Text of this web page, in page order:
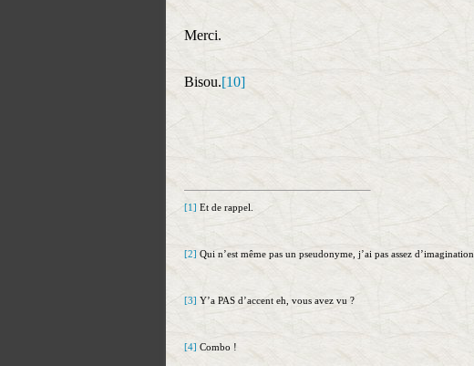
Merci.
Bisou.[10]
[1] Et de rappel.
[2] Qui n’est même pas un pseudonyme, j’ai pas assez d’imagination.
[3] Y’a PAS d’accent eh, vous avez vu ?
[4] Combo !